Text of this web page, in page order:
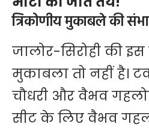
त्रिकोणीय मुकाबले की
जालोर-सिरोही की इस
मुकाबला तो नहीं है।
चौधरी और वैभव
सीट के लिए वैभव